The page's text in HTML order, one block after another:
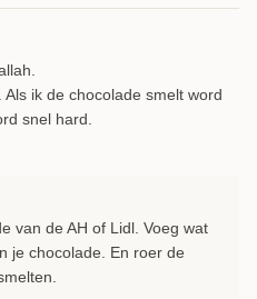
ik de chocolade smelt word
snel hard.
van de AH of Lidl. Voeg wat
je chocolade. En roer de